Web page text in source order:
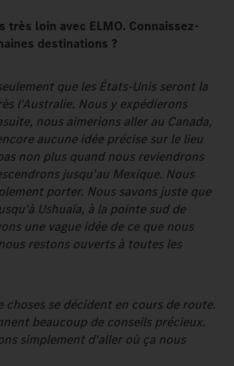
très loin avec ELMO. Connaissez-
destinations ?
que les États-Unis seront la
l'Australie. Nous y expédierons
nous aimerions aller au Canada,
aucune idée précise sur le lieu
non plus quand nous reviendrons
jusqu'au Mexique. Nous
porter. Nous savons juste que
Ushuaïa, à la pointe sud de
une vague idée de ce que nous
restons ouverts à toutes les
choses se décident en cours de route.
beaucoup de conseils précieux.
simplement d'aller où ça nous